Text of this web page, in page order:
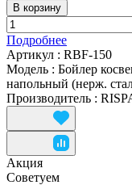
В корзину
Подробнее
Артикул : RBF-150
Модель : Бойлер
напольный (нерж.
Производитель :
Акция
Советуем